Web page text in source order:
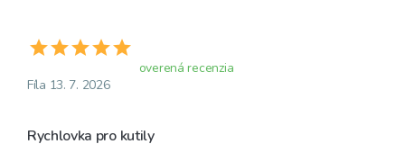
overená recenzia
Fíla 13. 7. 2026
Rychlovka pro kutily